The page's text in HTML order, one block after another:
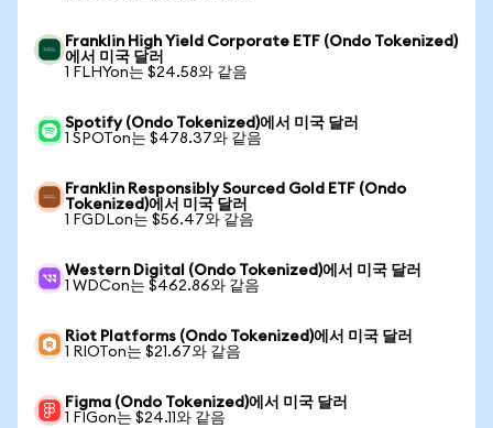
Franklin High Yield Corporate ETF (Ondo Tokenized)
에서 미국 달러
1 FLHYon는 $24.58와 같음
Spotify (Ondo Tokenized)에서 미국 달러
1 SPOTon는 $478.37와 같음
Franklin Responsibly Sourced Gold ETF (Ondo
Tokenized)에서 미국 달러
1 FGDLon는 $56.47와 같음
Western Digital (Ondo Tokenized)에서 미국 달러
1 WDCon는 $462.86와 같음
Riot Platforms (Ondo Tokenized)에서 미국 달러
1 RIOTon는 $21.67와 같음
Figma (Ondo Tokenized)에서 미국 달러
1 FIGon는 $24.11와 같음